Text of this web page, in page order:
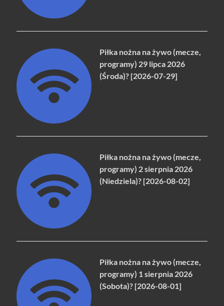
Piłka nożna na żywo (mecze,
programy) 29 lipca 2026
(Środa)? [2026-07-29]
Piłka nożna na żywo (mecze,
programy) 2 sierpnia 2026
(Niedziela)? [2026-08-02]
Piłka nożna na żywo (mecze,
programy) 1 sierpnia 2026
(Sobota)? [2026-08-01]